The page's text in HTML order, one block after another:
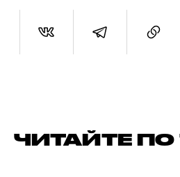
ЧИТАЙТЕ ПО